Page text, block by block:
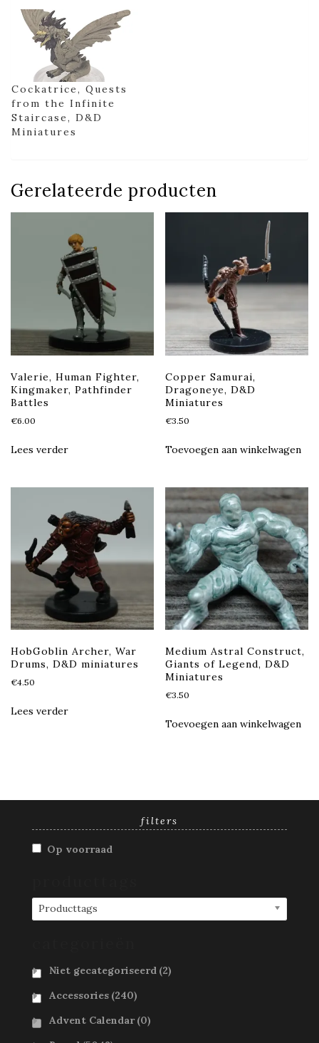
Cockatrice, Quests
from the Infinite
Staircase, D&D
Miniatures
Gerelateerde producten
Valerie, Human Fighter,
Kingmaker, Pathfinder
Battles
€6.00
Lees verder
Copper Samurai,
Dragoneye, D&D
Miniatures
€3.50
Toevoegen aan winkelwagen
HobGoblin Archer, War
Drums, D&D miniatures
€4.50
Lees verder
Medium Astral Construct,
Giants of Legend, D&D
Miniatures
€3.50
Toevoegen aan winkelwagen
filters
Op voorraad
Producttags
Niet gecategoriseerd (2)
Accessories (240)
Advent Calendar (0)